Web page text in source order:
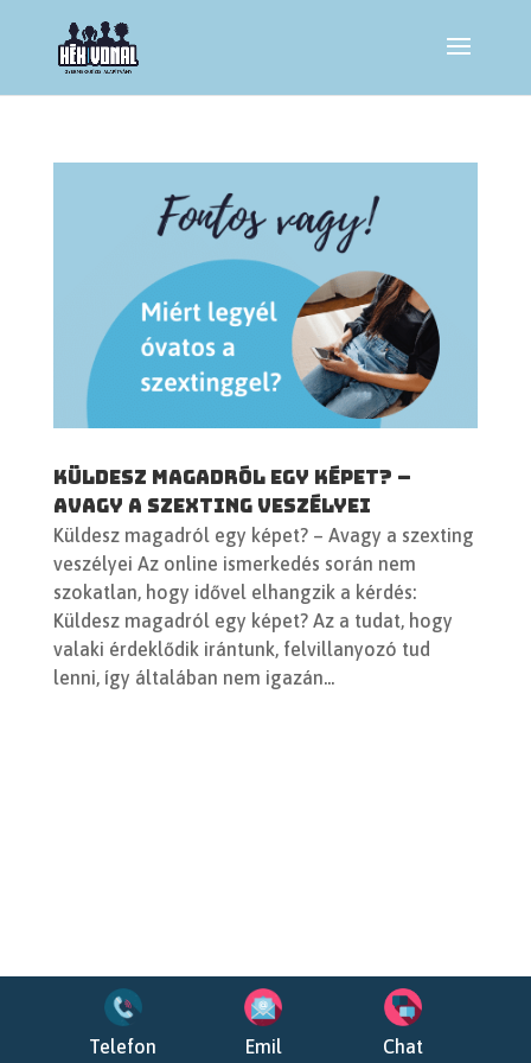
Küldesz magadról egy képet? –
Avagy a szexting veszélyei
Küldesz magadról egy képet? – Avagy a szexting
veszélyei Az online ismerkedés során nem
szokatlan, hogy idővel elhangzik a kérdés:
Küldesz magadról egy képet? Az a tudat, hogy
valaki érdeklődik irántunk, felvillanyozó tud
lenni, így általában nem igazán...
Telefon Emil Chat